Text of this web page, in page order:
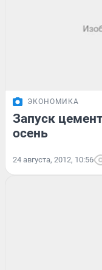
ЭКОНОМИКА
Запуск
осень
24 августа, 2012, 10:56